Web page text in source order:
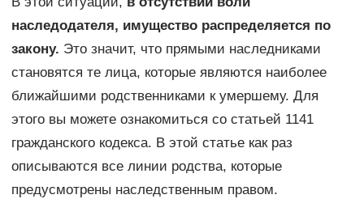
наследодателя, имущество распределяется по
закону. Это значит, что прямыми наследниками
становятся те лица, которые являются наиболее
ближайшими родственниками к умершему. Для
этого вы можете ознакомиться со статьей 1141
гражданского кодекса. В этой статье как раз
описываются все линии родства, которые
предусмотрены наследственным правом.